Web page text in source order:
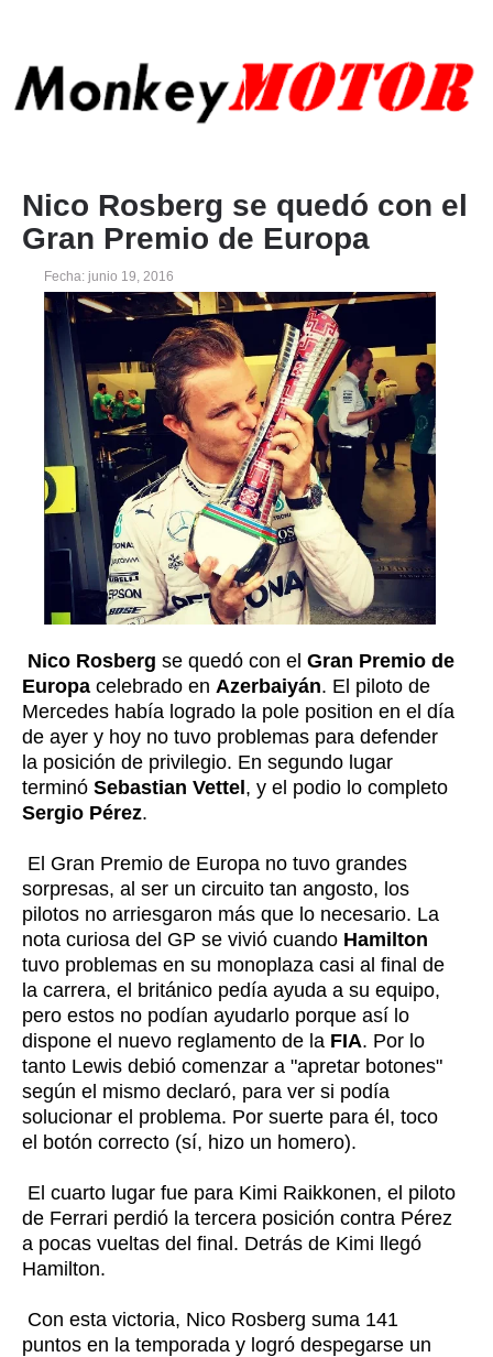
Nico Rosberg se quedó con el
Gran Premio de Europa
Fecha: junio 19, 2016
Nico Rosberg se quedó con el Gran Premio de
Europa celebrado en Azerbaiyán. El piloto de
Mercedes había logrado la pole position en el día
de ayer y hoy no tuvo problemas para defender
la posición de privilegio. En segundo lugar
terminó Sebastian Vettel, y el podio lo completo
Sergio Pérez.
El Gran Premio de Europa no tuvo grandes
sorpresas, al ser un circuito tan angosto, los
pilotos no arriesgaron más que lo necesario. La
nota curiosa del GP se vivió cuando Hamilton
tuvo problemas en su monoplaza casi al final de
la carrera, el británico pedía ayuda a su equipo,
pero estos no podían ayudarlo porque así lo
dispone el nuevo reglamento de la FIA. Por lo
tanto Lewis debió comenzar a "apretar botones"
según el mismo declaró, para ver si podía
solucionar el problema. Por suerte para él, toco
el botón correcto (sí, hizo un homero).
El cuarto lugar fue para Kimi Raikkonen, el piloto
de Ferrari perdió la tercera posición contra Pérez
a pocas vueltas del final. Detrás de Kimi llegó
Hamilton.
Con esta victoria, Nico Rosberg suma 141
puntos en la temporada y logró despegarse un